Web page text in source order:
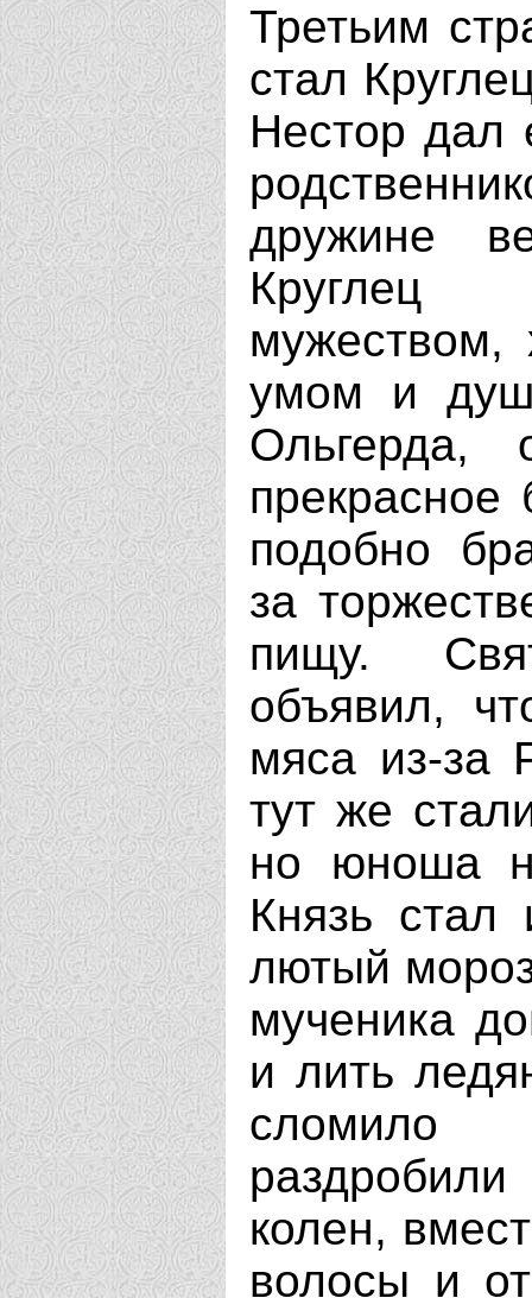
Третьим
стал
Нестор
дружине
Круглец
мужеством,
умом и
Ольгерда,
подобно
за
пищу.
объявил,
мяса из-за
тут же
но юноша
Князь стал
лютый
мученика
и лить
сломило
колен,
волосы и